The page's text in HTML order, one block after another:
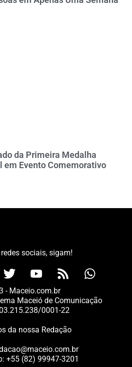
da Primeira Medalha
em Evento Comemorativo
sociais, sigam!
- Maceio.com.br
Maceió de Comunicação
0001-22
da nossa Redação
+55 (82) 99947-3201